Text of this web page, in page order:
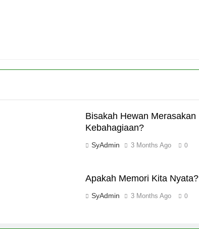
Bisakah Hewan Merasakan
Kebahagiaan?
SyAdmin 3 Months Ago 0
Apakah Memori Kita Nyata?
SyAdmin 3 Months Ago 0